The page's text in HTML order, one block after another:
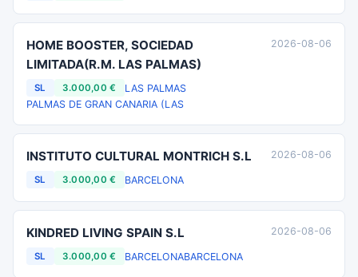
HOME BOOSTER, SOCIEDAD
LIMITADA(R.M. LAS PALMAS)
SL 3.000,00 €
LAS PALMAS
PALMAS DE GRAN CANARIA (LAS
2026-08-06
INSTITUTO CULTURAL MONTRICH S.L
SL 3.000,00 € BARCELONA
2026-08-06
KINDRED LIVING SPAIN S.L
SL 3.000,00 € BARCELONABARCELONA
2026-08-06